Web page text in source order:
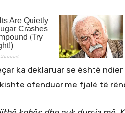
ka deklaruar se është
ofenduar me fjalë të